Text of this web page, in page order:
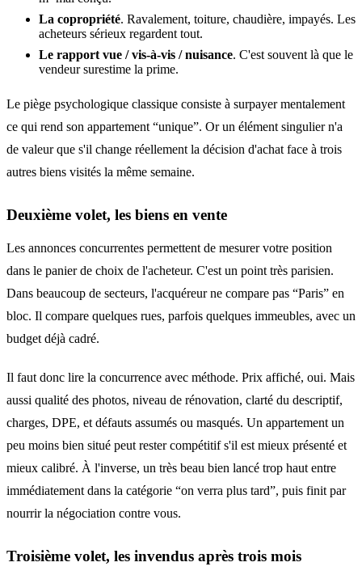
La copropriété. Ravalement, toiture, chaudière, impayés. Les
acheteurs sérieux regardent tout.
Le rapport vue / vis-à-vis / nuisance. C'est souvent là que le
vendeur surestime la prime.
Le piège psychologique classique consiste à surpayer mentalement
ce qui rend son appartement “unique”. Or un élément singulier n'a
de valeur que s'il change réellement la décision d'achat face à trois
autres biens visités la même semaine.
Deuxième volet, les biens en vente
Les annonces concurrentes permettent de mesurer votre position
dans le panier de choix de l'acheteur. C'est un point très parisien.
Dans beaucoup de secteurs, l'acquéreur ne compare pas “Paris” en
bloc. Il compare quelques rues, parfois quelques immeubles, avec un
budget déjà cadré.
Il faut donc lire la concurrence avec méthode. Prix affiché, oui. Mais
aussi qualité des photos, niveau de rénovation, clarté du descriptif,
charges, DPE, et défauts assumés ou masqués. Un appartement un
peu moins bien situé peut rester compétitif s'il est mieux présenté et
mieux calibré. À l'inverse, un très beau bien lancé trop haut entre
immédiatement dans la catégorie “on verra plus tard”, puis finit par
nourrir la négociation contre vous.
Troisième volet, les invendus après trois mois